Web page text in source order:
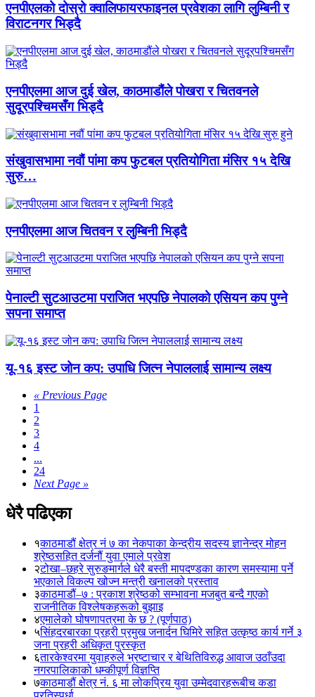
एनपीएलको दोस्रो क्वालिफायरफाइनल प्रवेशका लागि लुम्बिनी र
विराटनगर भिड्दै
एनपीएलमा आज दुई खेल, काठमाडौंले पोखरा र चितवनले
सुदूरपश्चिमसँग भिड्दै
संखुवासभामा नवौं पांमा कप फुटबल प्रतियोगिता मंसिर १५ देखि
सुरु…
एनपीएलमा आज चितवन र लुम्बिनी भिड्दै
पेनाल्टी सुटआउटमा पराजित भएपछि नेपालको एसियन कप पुग्ने
सपना समाप्त
यू-१६ इस्ट जोन कप: उपाधि जित्न नेपाललाई सामान्य लक्ष्य
« Previous Page
1
2
3
4
...
24
Next Page »
धेरै पढिएका
१काठमाडौं क्षेत्र नं ७ का नेकपाका केन्द्रीय सदस्य ज्ञानेन्द्र मोहन
श्रेष्ठसहित दर्जनौं युवा एमाले प्रवेश
२टोखा–छहरे सुरुङमार्गले धेरै बस्ती मापदण्डका कारण समस्यामा पर्ने
भएकाले विकल्प खोज्न मन्त्री खनालको प्रस्ताव
३काठमाडौं–७ : प्रकाश श्रेष्ठको सम्भावना मजबुत बन्दै गएको
राजनीतिक विश्लेषकहरूको बुझाइ
४एमालेको घोषणापत्रमा के छ ? (पूर्णपाठ)
५सिंहदरबारका प्रहरी प्रमुख जनार्दन घिमिरे सहित उत्कृष्ठ कार्य गर्ने ३
जना प्रहरी अधिकृत पुरस्कृत
६तारकेश्वरमा युवाहरुले भ्रष्टाचार र बेथितिविरुद्ध आवाज उठाँउदा
नगरपालिकाको धम्कीपूर्ण विज्ञप्ति
७काठमाडौं क्षेत्र नं. ६ मा लोकप्रिय युवा उम्मेदवारहरूबीच कडा